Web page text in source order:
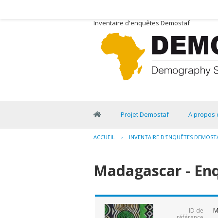
Inventaire d'enquêtes Demostaf
Projet Demostaf A propos
ACCUEIL › INVENTAIRE D'ENQUÊTES
Madagascar -
ID de